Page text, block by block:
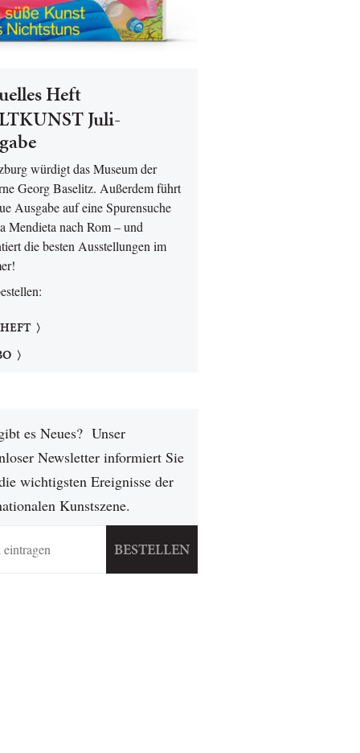
Heft
Juli-
würdigt das Museum der
Georg Baselitz. Außerdem führt
Ausgabe auf eine Spurensuche
Mendieta nach Rom – und
die besten Ausstellungen im
es Neues? Unser
Newsletter informiert Sie
wichtigsten Ereignisse der
Kunstszene.
BESTELLEN